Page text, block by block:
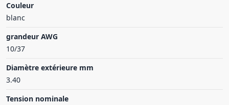
Couleur
blanc
grandeur AWG
10/37
Diamètre extérieure mm
3.40
Tension nominale